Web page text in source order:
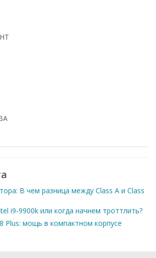
В чем разница между Class A и Class
i9-9900k или когда начнем троттлить?
Plus: мощь в компактном корпусе